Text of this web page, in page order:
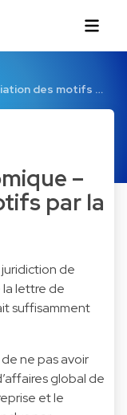
des motifs …
–
par la
de
la lettre de
suffisamment
ne pas avoir
global de
et le